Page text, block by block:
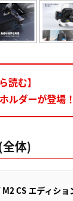
読む】
ルダーが登場
体)
CS エディシ